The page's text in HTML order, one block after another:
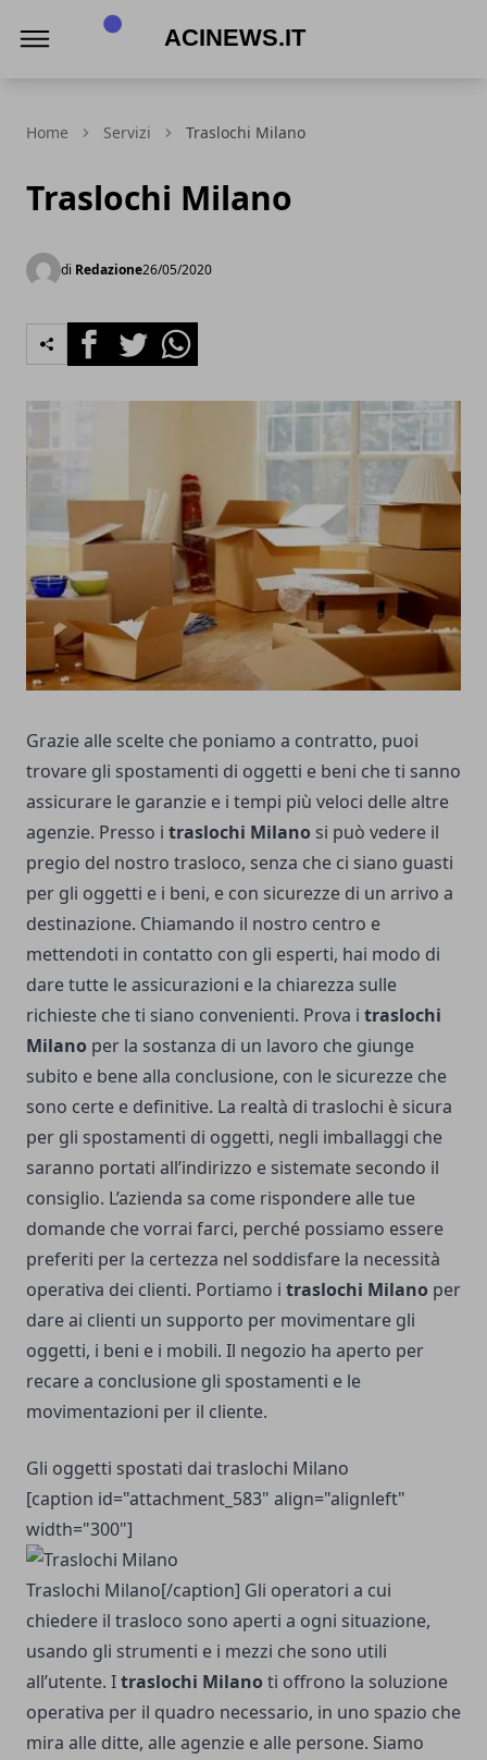
Home Servizi Traslochi Milano
Traslochi Milano
di Redazione26/05/2020
FacebookTwitterWhatsapp
Grazie alle scelte che poniamo a contratto, puoi
trovare gli spostamenti di oggetti e beni che ti sanno
assicurare le garanzie e i tempi più veloci delle altre
agenzie. Presso i traslochi Milano si può vedere il
pregio del nostro trasloco, senza che ci siano guasti
per gli oggetti e i beni, e con sicurezze di un arrivo a
destinazione. Chiamando il nostro centro e
mettendoti in contatto con gli esperti, hai modo di
dare tutte le assicurazioni e la chiarezza sulle
richieste che ti siano convenienti. Prova i traslochi
Milano per la sostanza di un lavoro che giunge
subito e bene alla conclusione, con le sicurezze che
sono certe e definitive. La realtà di traslochi è sicura
per gli spostamenti di oggetti, negli imballaggi che
saranno portati all’indirizzo e sistemate secondo il
consiglio. L’azienda sa come rispondere alle tue
domande che vorrai farci, perché possiamo essere
preferiti per la certezza nel soddisfare la necessità
operativa dei clienti. Portiamo i traslochi Milano per
dare ai clienti un supporto per movimentare gli
oggetti, i beni e i mobili. Il negozio ha aperto per
recare a conclusione gli spostamenti e le
movimentazioni per il cliente.
Gli oggetti spostati dai traslochi Milano
[caption id="attachment_583" align="alignleft"
width="300"]
Traslochi Milano[/caption] Gli operatori a cui
chiedere il trasloco sono aperti a ogni situazione,
usando gli strumenti e i mezzi che sono utili
all’utente. Itraslochi Milano ti offrono la soluzione
operativa per il quadro necessario, in uno spazio che
mira alle ditte, alle agenzie e alle persone. Siamo